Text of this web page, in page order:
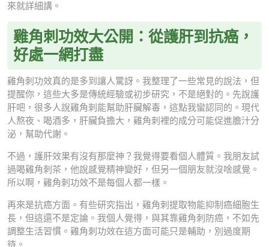
來就詳細講。
雞角刺功效大公開：從護肝到抗癌，
好處一網打盡
雞角刺功效真的是多到讓人驚訝。我整理了一些常見的說法，但
提醒你，這些大多是傳統經驗或初步研究，不是絕對的。先說護
肝吧，很多人說雞角刺能幫助肝臟解毒，這點我蠻認同的。現代
人熬夜、喝酒多，肝臟負擔大，雞角刺裡的成分可能促進膽汁分
泌，幫助代謝。
不過，護肝效果有沒有那麼神？我覺得要看個人體質。我朋友試
過喝雞角刺茶，他說感覺精神變好，但另一個朋友就沒啥感覺。
所以啊，雞角刺功效不是每個人都一樣。
再來是抗癌方面。有些研究指出，雞角刺提取物能抑制癌細胞生
長，但這還不是定論。我個人覺得，與其靠雞角刺防癌，不如先
調整生活習慣。雞角刺功效在這方面可能只是輔助，別過度期
待。